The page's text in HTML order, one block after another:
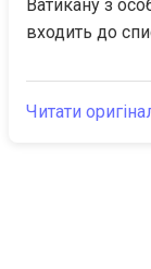
Ватикану з
входить до
Читати